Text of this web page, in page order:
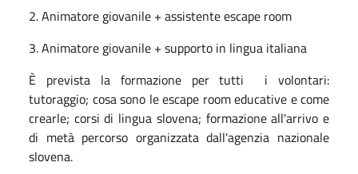
2. Animatore giovanile + assistente escape room
3. Animatore giovanile + supporto in lingua italiana
È prevista la formazione per tutti i volontari:
tutoraggio; cosa sono le escape room educative e come
crearle; corsi di lingua slovena; formazione all'arrivo e
di metà percorso organizzata dall'agenzia nazionale
slovena.